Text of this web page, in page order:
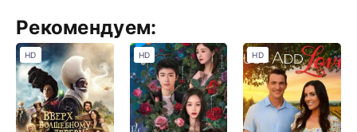
Рекомендуем:
HD HD HD